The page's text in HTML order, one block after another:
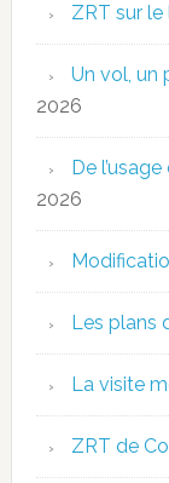
ZRT sur
Un vol, un
2026
De
2026
Les plans
La visite
ZRT de